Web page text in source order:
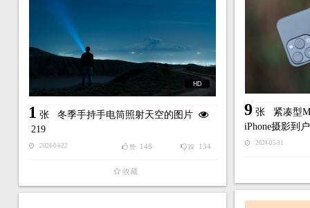
9张 紧凑型
iPhone摄影到
2024-05-31
HD
1 张 冬季手持手电筒照射天空的图片
219
2024-04-22 踩 134
赞 148
收藏